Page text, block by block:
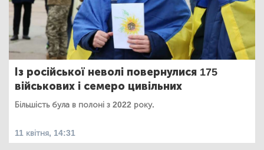
Із російської неволі повернулися 175
військових і семеро цивільних
Більшість була в полоні з 2022 року.
11 квітня, 14:31